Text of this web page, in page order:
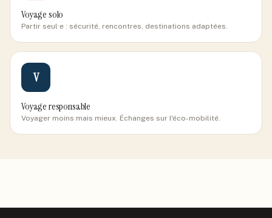
Voyage solo
Partir seul·e : sécurité, rencontres, destinations adaptées.
V
Voyage responsable
Voyager moins mais mieux. Échanges sur l'éco-mobilité.